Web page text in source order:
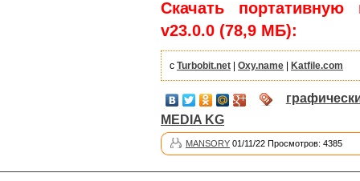
Скачать
v23.0.0 (78,9 МБ):
с Turbobit.net Oxy.name Katfile.com
MEDIA KG
MANSORY 01/11/22 Просмотров: 4385